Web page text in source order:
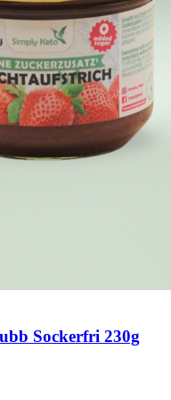
Sockerfri 230g